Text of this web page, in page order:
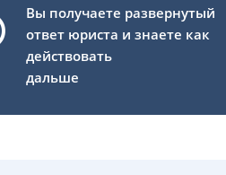
Вы получаете развернутый
ответ юриста и знаете как
действовать
дальше